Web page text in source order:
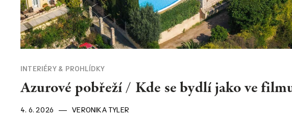
INTERIÉRY & PROHLÍDKY
Azurové pobřeží / Kde se bydlí jako ve
4. 6. 2026 VERONIKA TYLER